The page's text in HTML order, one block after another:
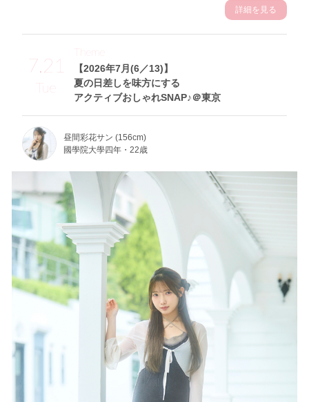
詳細を見る
7.21
Tue
【2026年7月(6／13)】
夏の日差しを味方にする
アクティブおしゃれSNAP♪＠東京
Theme
昼間彩花サン (156cm)
國學院大學四年・22歳